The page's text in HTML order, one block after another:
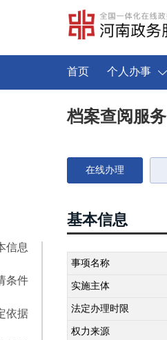
首页 个人办事
信息
条件
依据
档案查阅服务
在线办理
基本信息
事项名称
实施主体
法定办理时限
权力来源